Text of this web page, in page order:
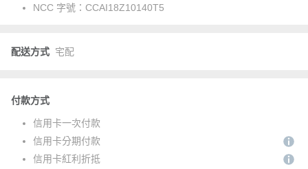
NCC 字號： CCAI18Z10140T5
配送方式 宅配
付款方式
信用卡一次付款
信用卡分期付款
信用卡紅利折抵